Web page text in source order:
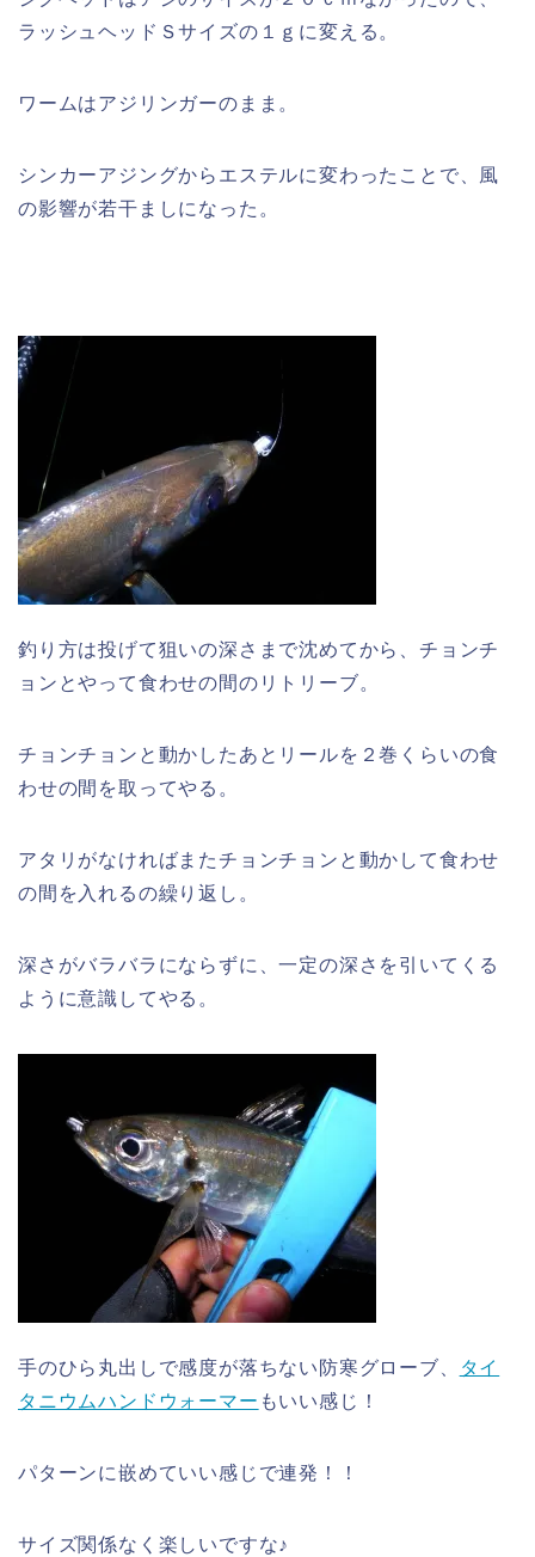
ラッシュヘッドＳサイズの１ｇに変える。
ワームはアジリンガーのまま。
シンカーアジングからエステルに変わったことで、風
の影響が若干ましになった。
釣り方は投げて狙いの深さまで沈めてから、チョンチ
ョンとやって食わせの間のリトリーブ。
チョンチョンと動かしたあとリールを２巻くらいの食
わせの間を取ってやる。
アタリがなければまたチョンチョンと動かして食わせ
の間を入れるの繰り返し。
深さがバラバラにならずに、一定の深さを引いてくる
ように意識してやる。
手のひら丸出しで感度が落ちない防寒グローブ、
タイ
タニウムハンドウォーマー もいい感じ！
パターンに嵌めていい感じで連発！！
サイズ関係なく楽しいですな♪